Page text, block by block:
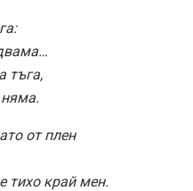
тъга,
от плен
тихо край мен.